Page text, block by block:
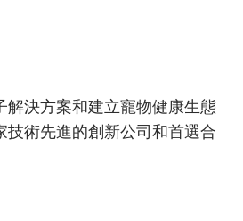
解決方案和建立寵物健康生態
技術先進的創新公司和首選合